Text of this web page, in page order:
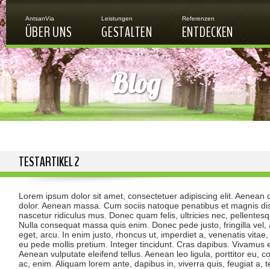
AntsanVia
ÜBER UNS
Leistungen
GESTALTEN
Referenzen
ENTDECKEN
Blog
TESTARTIKEL 2
Lorem ipsum dolor sit amet, consectetuer adipiscing elit. Aenean
dolor. Aenean massa. Cum sociis natoque penatibus et magnis
nascetur ridiculus mus. Donec quam felis, ultricies nec,
Nulla consequat massa quis enim. Donec pede justo, fringilla
eget, arcu. In enim justo, rhoncus ut, imperdiet a, venenatis
eu pede mollis pretium. Integer tincidunt. Cras dapibus. Vivamus
Aenean vulputate eleifend tellus. Aenean leo ligula, porttitor eu,
ac, enim. Aliquam lorem ante, dapibus in, viverra quis, feugiat a,